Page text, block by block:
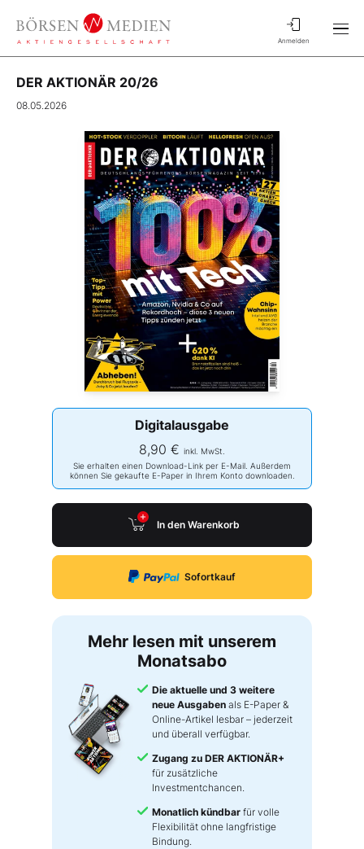
Anmelden
DER AKTIONÄR 20/26
08.05.2026
Digitalausgabe
8,90 € inkl. MwSt.
Sie erhalten einen Download-Link per E-Mail. Außerdem
können Sie gekaufte E-Paper in Ihrem Konto downloaden.
In den Warenkorb
Sofortkauf
Mehr lesen mit unserem
Monatsabo
Die aktuelle und 3 weitere
neue Ausgaben als E-Paper &
Online-Artikel lesbar – jederzeit
und überall verfügbar.
Zugang zu DER AKTIONÄR+
für zusätzliche
Investmentchancen.
Monatlich kündbar für volle
Flexibilität ohne langfristige
Bindung.